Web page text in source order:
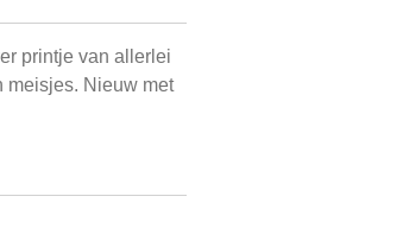
printje van allerlei
meisjes. Nieuw met